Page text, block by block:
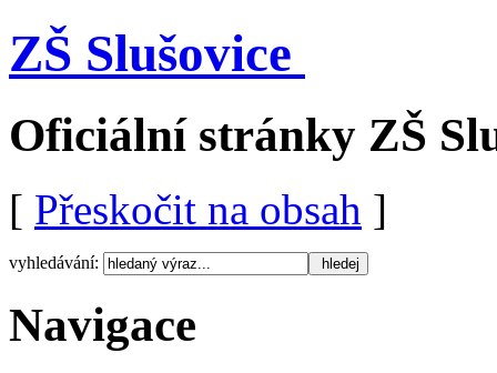
ZŠ Slušovice
Oficiální stránky ZŠ
[ Přeskočit na obsah ]
vyhledávání:
Navigace